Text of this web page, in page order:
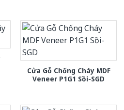
Cửa Gỗ Chống Cháy MDF
Veneer P1G1 Sồi-SGD